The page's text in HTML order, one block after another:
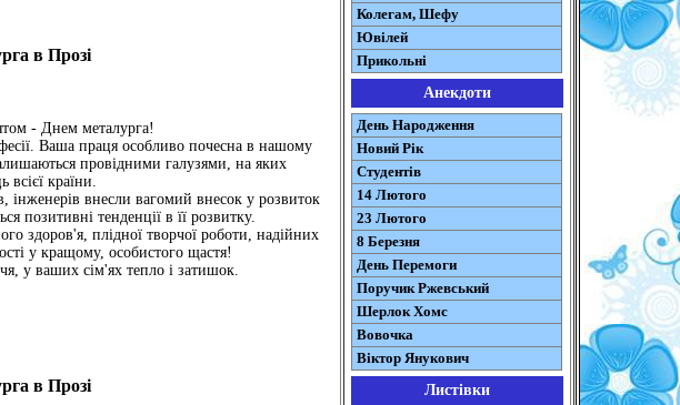
в Прозі
- Днем металурга!
Ваша праця особливо почесна в нашому
провідними галузями, на яких
всієї країни.
інженерів внесли вагомий внесок у розвиток
позитивні тенденції в її розвитку.
здоров'я, плідної творчої роботи, надійних
у кращому, особистого щастя!
у ваших сім'ях тепло і затишок.
в Прозі
Колегам, Шефу
Ювілей
Прикольні
Анекдоти
День Народження
Новий Рік
Студентів
14 Лютого
23 Лютого
8 Березня
День Перемоги
Поручик Ржевський
Шерлок Хомс
Вовочка
Віктор Янукович
Листівки